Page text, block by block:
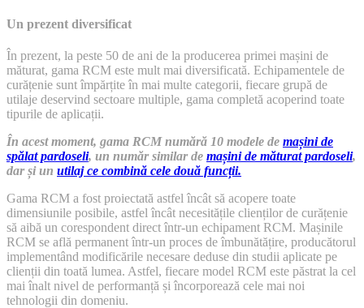
Un prezent diversificat
În prezent, la peste 50 de ani de la producerea primei mașini de
măturat, gama RCM este mult mai diversificată. Echipamentele de
curățenie sunt împărțite în mai multe categorii, fiecare grupă de
utilaje deservind sectoare multiple, gama completă acoperind toate
tipurile de aplicații.
În acest moment, gama RCM numără 10 modele de mașini de
spălat pardoseli, un număr similar de mașini de măturat pardoseli,
dar și un utilaj ce combină cele două funcții.
Gama RCM a fost proiectată astfel încât să acopere toate
dimensiunile posibile, astfel încât necesitățile clienților de curățenie
să aibă un corespondent direct într-un echipament RCM. Mașinile
RCM se află permanent într-un proces de îmbunătățire, producătorul
implementând modificările necesare deduse din studii aplicate pe
clienții din toată lumea. Astfel, fiecare model RCM este păstrat la cel
mai înalt nivel de performanță și încorporează cele mai noi
tehnologii din domeniu.